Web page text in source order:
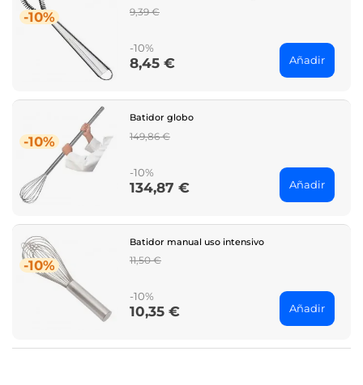
-10%
Regular
9,39 €
-10%
Price
8,45 € Añadir
-10%
Batidor globo
Regular
149,86 €
-10%
Price
134,87 € Añadir
-10%
Batidor manual uso intensivo
Regular
11,50 €
-10%
Price
10,35 € Añadir